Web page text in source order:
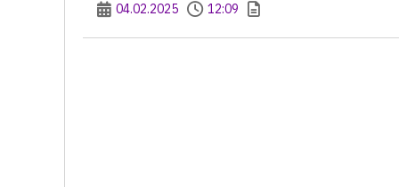
04.02.2025 12:09